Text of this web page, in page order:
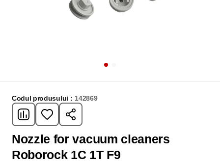
Codul produsului : 142869
Nozzle for vacuum cleaners
Roborock 1C 1T F9